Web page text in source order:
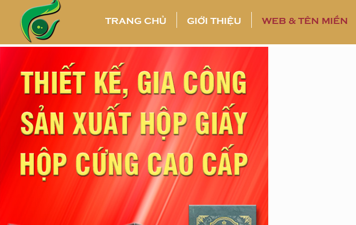
TRANG CHỦ GIỚI THIỆU WEB & TÊN MIỀN